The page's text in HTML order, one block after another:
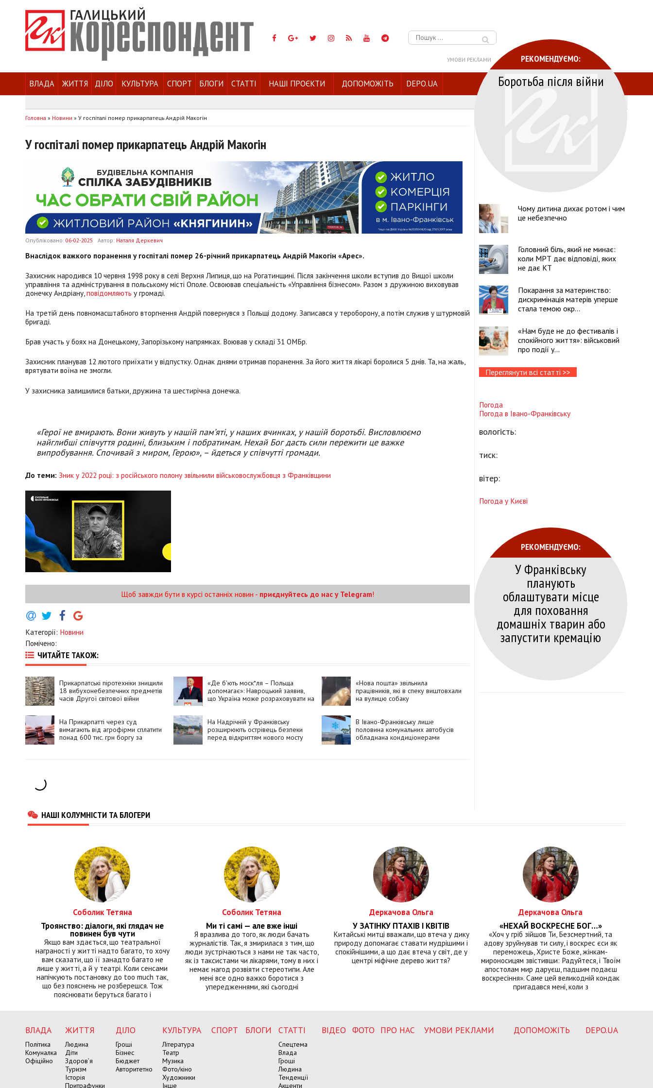
Пошук:
УМОВИ РЕКЛАМИ
ВЛАДА ЖИТТЯ ДІЛО КУЛЬТУРА СПОРТ БЛОГИ СТАТТІ НАШІ ПРОЄКТИ ДОПОМОЖІТЬ DEPO.UA
Головна » Новини » У госпіталі помер прикарпатець Андрій Макогін
У госпіталі помер прикарпатець Андрій Макогін
Опубліковано: 06-02-2025 Автор: Наталя Деркевич
Внаслідок важкого поранення у госпіталі помер 26-річний прикарпатець Андрій Макогін «Арес».
Захисник народився 10 червня 1998 року в селі Верхня Липиця, що на Рогатинщині. Після закінчення школи вступив до Вищої школи
управління та адміністрування в польському місті Ополе. Освоював спеціальність «Управління бізнесом». Разом з дружиною виховував
донечку Андріану,повідомляють у громаді.
На третій день повномасштабного вторгнення Андрій повернувся з Польщі додому. Записався у тероборону, а потім служив у штурмовій
бригаді.
Брав участь у боях на Донецькому, Запорізькому напрямках. Воював у складі 31 ОМБр.
Захисник планував 12 лютого приїхати у відпустку. Однак днями отримав поранення. За його життя лікарі боролися 5 днів. Та, на жаль,
врятувати воїна не змогли.
У захисника залишилися батьки, дружина та шестирічна донечка.
«Герої не вмирають. Вони живуть у нашій пам’яті, у наших вчинках, у нашій боротьбі. Висловлюємо
найглибші співчуття родині, близьким і побратимам. Нехай Бог дасть сили пережити це важке
випробування. Спочивай з миром, Герою», – йдеться у співчутті громади.
До теми: Зник у 2022 році: з російського полону звільнили військовослужбовця з Франківщини
Щоб завжди бути в курсі останніх новин - приєднуйтесь до нас у Telegram!
Категорії: Новини
Помічено:
ЧИТАЙТЕ ТАКОЖ:
Прикарпатські піротехніки знищили
18 вибухонебезпечних предметів
часів Другої світової війни
«Де б'ють моск*ля – Польща
допомагає»: Навроцький заявив,
що Україна може розраховувати на
«Нова пошта» звільнила
працівників, які в спеку виштовхали
на вулицю собаку
На Прикарпатті через суд
вимагають від агрофірми сплатити
понад 600 тис. грн боргу за
На Надрічній у Франківську
розширюють острівець безпеки
перед відкриттям нового мосту
В Івано-Франківську лише
половина комунальних автобусів
обладнана кондиціонерами
РЕКОМЕНДУЄМО:
Боротьба після війни
Чому дитина дихає ротом і чим
це небезпечно
Головний біль, який не минає:
коли МРТ дає відповіді, яких
не дає КТ
Покарання за материнство:
дискримінація матерів уперше
стала темою окр...
«Нам буде не до фестивалів і
спокійного життя»: військовий
про події у...
Переглянути всі статті >>
Погода
Погода в Івано-Франківську
вологість:
тиск:
вітер:
Погода у Києві
РЕКОМЕНДУЄМО:
У Франківську
планують
облаштувати місце
для поховання
домашніх тварин або
запустити кремацію
НАШІ КОЛУМНІСТИ ТА БЛОГЕРИ
Соболик Тетяна
Троянство: діалоги, які глядач не
повинен був чути
Якщо вам здається, що театральної
награності у житті надто багато, то хочу
вам сказати, що її занадто багато не
лише у житті, а й у театрі. Коли сенсами
напічкують постановку до too much так,
що без пояснень не розберешся. Тож
пояснювати беруться багато і
Соболик Тетяна
Ми ті самі — але вже інші
Я вразлива до того, як люди бачать
журналістів. Так, я змирилася з тим, що
люди зустрічаються з нами не так часто,
як із таксистами чи лікарями, тому в них і
немає нагод розвіяти стереотипи. Але
мені все одно важко боротися з
упередженнями, які сьогодні
Деркачова Ольга
У ЗАТІНКУ ПТАХІВ І КВІТІВ
Китайські митці вважали, що втеча у дику
природу допомагає ставати мудрішими і
спокійнішими, а що дає втеча у світ, де у
центрі міфічне дерево життя?
Деркачова Ольга
«НЕХАЙ ВОСКРЕСНЕ БОГ…»
«Хоч у гріб зійшов Ти, Безсмертний, та
адову зруйнував ти силу, і воскрес єси як
переможець, Христе Боже, жінкам-
мироносицям звістивши: Радуйтеся, і Твоїм
апостолам мир даруєш, падшим подаєш
воскресіння». Саме цей великодній кондак
пригадався мені, коли з
ВЛАДА
Політика
Комуналка
Офіційно
ЖИТТЯ
Людина
Діти
Здоров’я
Туризм
Історія
Притрафунки
ДІЛО
Гроші
Бізнес
Бюджет
Авторитетно
КУЛЬТУРА
Література
Театр
Музика
Фото/кіно
Художники
Інше
СПОРТ БЛОГИ СТАТТІ
Спецтема
Влада
Гроші
Людина
Тенденції
Акценти
ВІДЕО ФОТО ПРО НАС УМОВИ РЕКЛАМИ ДОПОМОЖІТЬ DEPO.UA